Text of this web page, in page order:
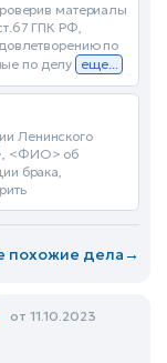
материалы
ГПК РФ,
по
по делу еще...
Ленинского
<ФИО> об
брака,
похожие дела→
от 11.10.2023